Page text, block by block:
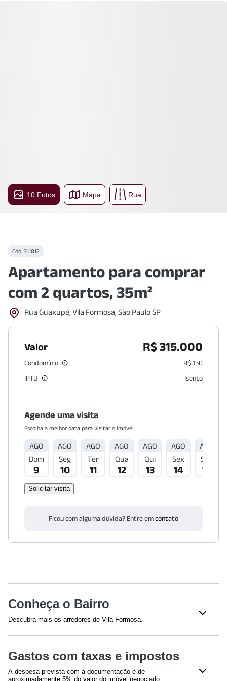
10 Fotos Mapa Rua
Cód. 311812
Apartamento para comprar
com 2 quartos, 35m²
Rua Guaxupé, Vila Formosa, São Paulo SP
Valor R$ 315.000
Condomínio
R$ 150
IPTU
Isento
Agende uma visita
Escolha a melhor data para visitar o imóvel
AGO
Dom
9
AGO
Seg
10
AGO
Ter
11
AGO
Qua
12
AGO
Qui
13
AGO
Sex
14
AGO
Sáb
15
Solicitar visita
Ficou com alguma dúvida? Entre emcontato
Conheça o Bairro
Descubra mais os arredores de Vila Formosa.
Shopping Anália Franco(997m)
Educação
Gastos com taxas e impostos
A despesa prevista com a documentação é de
aproximadamente 5% do valor do imóvel negociado,